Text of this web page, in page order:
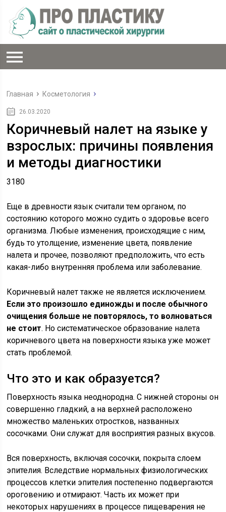
Главная Косметология
26.03.2020
Коричневый налет на языке у
взрослых: причины появления
и методы диагностики
3180
Еще в древности язык считали тем органом, по
состоянию которого можно судить о здоровье всего
организма. Любые изменения, происходящие с ним,
будь то утолщение, изменение цвета, появление
налета и прочее, позволяют предположить, что есть
какая-либо внутренняя проблема или заболевание.
Коричневый налет также не является исключением.
Если это произошло единожды и после обычного
очищения больше не повторялось, то волноваться
не стоит. Но систематическое образование налета
коричневого цвета на поверхности языка уже может
стать проблемой.
Что это и как образуется?
Поверхность языка неоднородна. С нижней стороны он
совершенно гладкий, а на верхней расположено
множество маленьких отростков, названных
сосочками. Они служат для восприятия разных вкусов.
Вся поверхность, включая сосочки, покрыта слоем
эпителия. Вследствие нормальных физиологических
процессов клетки эпителия постепенно подвергаются
ороговению и отмирают. Часть их может при
некоторых нарушениях в процессе пищеварения не